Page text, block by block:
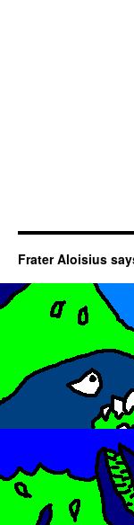
Frater Aloisius